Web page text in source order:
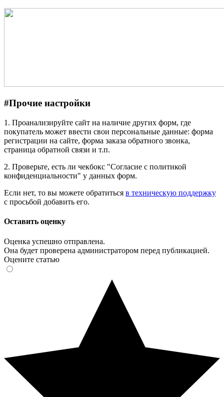
#Прочие настройки
1. Проанализируйте сайт на наличие других форм, где
покупатель может ввести свои персональные данные: форма
регистрации на сайте, форма заказа обратного звонка,
страница обратной связи и т.п.
2. Проверьте, есть ли чекбокс "Согласие с политикой
конфиденциальности" у данных форм.
Если нет, то вы можете обратиться в техническую поддержку
с просьбой добавить его.
Оставить оценку
Оценка успешно отправлена.
Она будет проверена администратором перед публикацией.
Оцените статью